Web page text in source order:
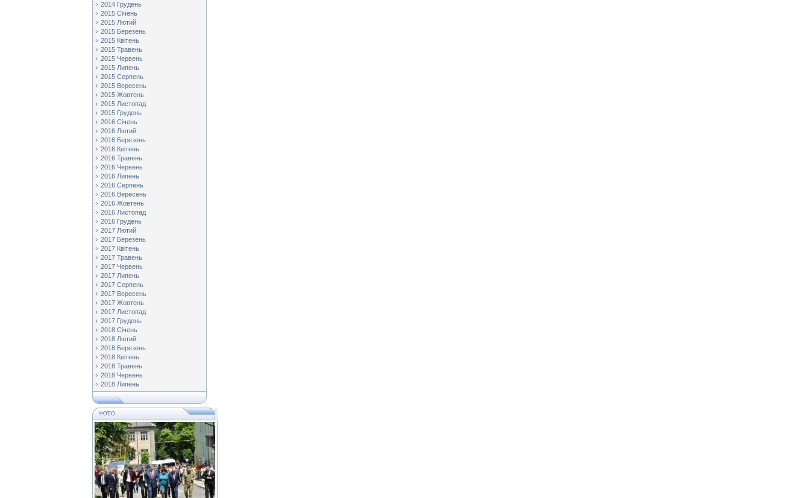
2014 Грудень
2015 Січень
2015 Лютий
2015 Березень
2015 Квітень
2015 Травень
2015 Червень
2015 Липень
2015 Серпень
2015 Вересень
2015 Жовтень
2015 Листопад
2015 Грудень
2016 Січень
2016 Лютий
2016 Березень
2016 Квітень
2016 Травень
2016 Червень
2016 Липень
2016 Серпень
2016 Вересень
2016 Жовтень
2016 Листопад
2016 Грудень
2017 Лютий
2017 Березень
2017 Квітень
2017 Травень
2017 Червень
2017 Липень
2017 Серпень
2017 Вересень
2017 Жовтень
2017 Листопад
2017 Грудень
2018 Січень
2018 Лютий
2018 Березень
2018 Квітень
2018 Травень
2018 Червень
2018 Липень
ФОТО